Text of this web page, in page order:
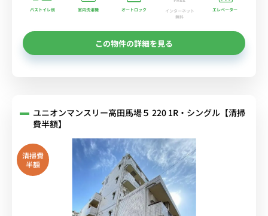
バストイレ別 室内洗濯機 オートロック
インターネット
無料
エレベーター
この物件の詳細を見る
ユニオンマンスリー高田馬場５ 220 1R・シングル【清掃
費半額】
清掃費
半額